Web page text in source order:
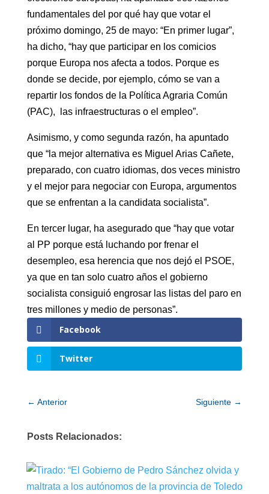
fundamentales del por qué hay que votar el
próximo domingo, 25 de mayo: “En primer lugar”,
ha dicho, “hay que participar en los comicios
porque Europa nos afecta a todos. Porque es
donde se decide, por ejemplo, cómo se van a
repartir los fondos de la Política Agraria Común
(PAC), las infraestructuras o el empleo”.
Asimismo, y como segunda razón, ha apuntado
que “la mejor alternativa es Miguel Arias Cañete,
preparado, con cuatro idiomas, dos veces ministro
y el mejor para negociar con Europa, argumentos
que se enfrentan a la candidata socialista”.
En tercer lugar, ha asegurado que “hay que votar
al PP porque está luchando por frenar el
desempleo, esa herencia que nos dejó el PSOE,
ya que en tan solo cuatro años el gobierno
socialista consiguió engrosar las listas del paro en
tres millones y medio de personas”.
Facebook
Twitter
← Anterior Siguiente →
Posts Relacionados: